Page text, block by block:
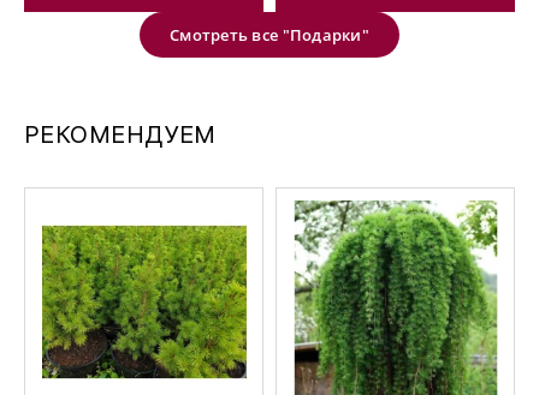
Смотреть все "Подарки"
РЕКОМЕНДУЕМ